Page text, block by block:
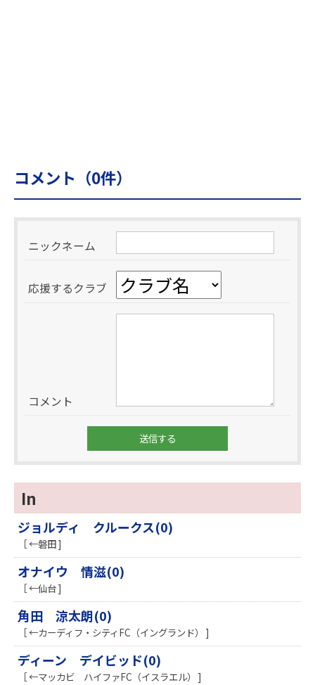
コメント（0件）
ニックネーム
応援するクラブ
コメント
In
ジョルディ クルークス(0)
［ ←磐田 ]
オナイウ 情滋(0)
［ ←仙台 ]
角田 涼太朗(0)
［ ←カーディフ・シティFC（イングランド） ]
ディーン デイビッド(0)
［ ←マッカビ ハイファFC（イスラエル） ]